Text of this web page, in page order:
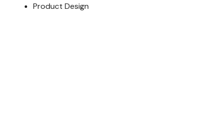
Product Design